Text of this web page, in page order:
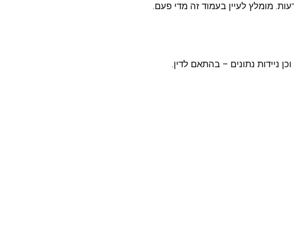
מומלץ לעיין בעמוד זה מדי פעם.
ניידות נתונים – בהתאם לדין.